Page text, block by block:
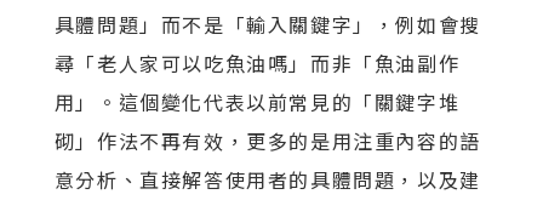
具體問題」而不是「輸入關鍵字」，例如會搜
尋「老人家可以吃魚油嗎」而非「魚油副作
用」。這個變化代表以前常見的「關鍵字堆
砌」作法不再有效，更多的是用注重內容的語
意分析、直接解答使用者的具體問題，以及建